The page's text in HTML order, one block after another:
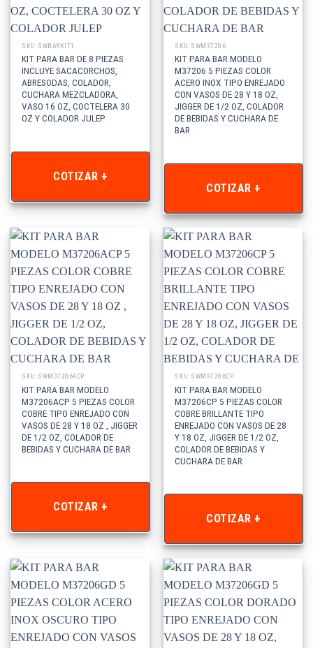
SKU: SWBARKIT1
KIT PARA BAR DE 8 PIEZAS
INCLUYE SACACORCHOS,
ABRESODAS, COLADOR,
CUCHARA MEZCLADORA,
VASO 16 OZ, COCTELERA 30
OZ Y COLADOR JULEP
COTIZAR +
SKU: SWM37206
KIT PARA BAR MODELO
M37206 5 PIEZAS COLOR
ACERO INOX TIPO ENREJADO
CON VASOS DE 28 Y 18 OZ,
JIGGER DE 1/2 OZ, COLADOR
DE BEBIDAS Y CUCHARA DE
BAR
COTIZAR +
SKU: SWM37206ACP
KIT PARA BAR MODELO
M37206ACP 5 PIEZAS COLOR
COBRE TIPO ENREJADO CON
VASOS DE 28 Y 18 OZ , JIGGER
DE 1/2 OZ, COLADOR DE
BEBIDAS Y CUCHARA DE BAR
COTIZAR +
SKU: SWM37206CP
KIT PARA BAR MODELO
M37206CP 5 PIEZAS COLOR
COBRE BRILLANTE TIPO
ENREJADO CON VASOS DE 28
Y 18 OZ, JIGGER DE 1/2 OZ,
COLADOR DE BEBIDAS Y
CUCHARA DE BAR
COTIZAR +